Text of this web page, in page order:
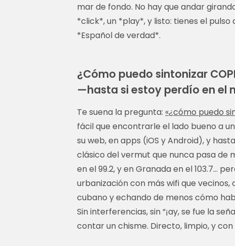
mar de fondo. No hay que andar
*click*, un *play*, y listo: tienes el pulso
*Español de verdad*.
¿Cómo puedo sintonizar
—hasta si estoy perdío en el
Te suena la pregunta: «¿cómo puedo
fácil que encontrarle el lado bueno a un
su web, en apps (iOS y Android), y
clásico del vermut que nunca pasa de
en el 99.2, y en Granada en el 103.7…
urbanización con más wifi que
cubano y echando de menos cómo
Sin interferencias, sin “¡ay, se fue la
contar un chisme. Directo, limpio, y